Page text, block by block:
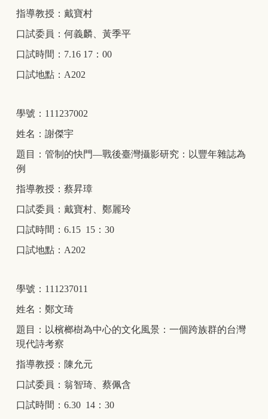
指導教授：戴寶村
口試委員：何義麟、黃季平
口試時間：7.16 17：00
口試地點：A202
學號：111237002
姓名：謝傑宇
題目：管制的快門—戰後臺灣攝影研究：以豐年雜誌為
例
指導教授：蔡昇璋
口試委員：戴寶村、鄭麗玲
口試時間：6.15 15：30
口試地點：A202
學號：111237011
姓名：鄭文琦
題目：以檳榔樹為中心的文化風景：一個跨族群的台灣
現代詩考察
指導教授：陳允元
口試委員：翁智琦、蔡佩含
口試時間：6.30 14：30